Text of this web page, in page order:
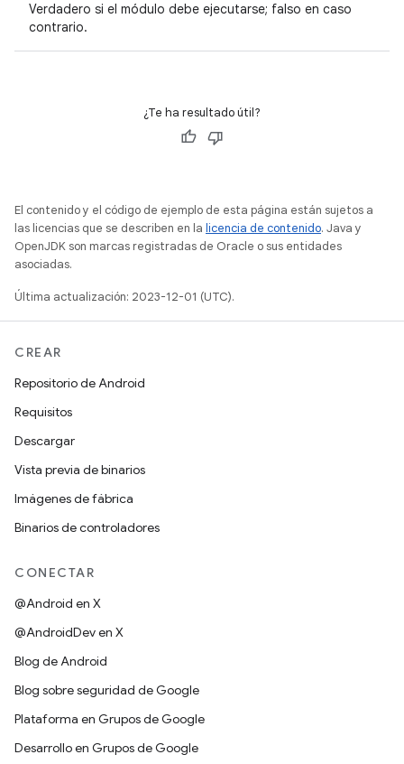
Verdadero si el módulo debe ejecutarse; falso en caso
contrario.
¿Te ha resultado útil?
El contenido y el código de ejemplo de esta página están sujetos a
las licencias que se describen en la licencia de contenido. Java y
OpenJDK son marcas registradas de Oracle o sus entidades
asociadas.
Última actualización: 2023-12-01 (UTC).
CREAR
Repositorio de Android
Requisitos
Descargar
Vista previa de binarios
Imágenes de fábrica
Binarios de controladores
CONECTAR
@Android en X
@AndroidDev en X
Blog de Android
Blog sobre seguridad de Google
Plataforma en Grupos de Google
Desarrollo en Grupos de Google